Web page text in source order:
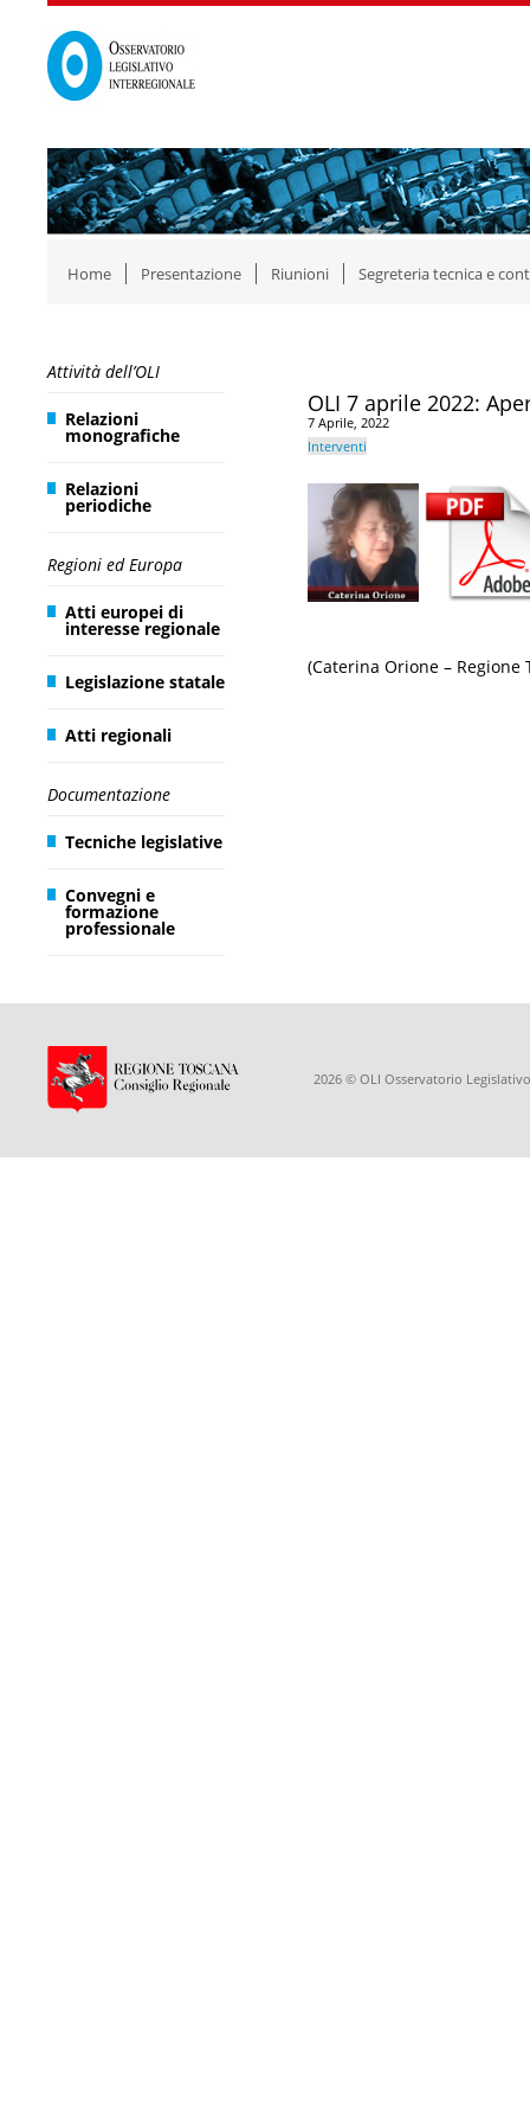
Home Presentazione Riunioni Segreteria tecnica e
Attività dell’OLI
Relazioni
monografiche
Relazioni
periodiche
Regioni ed Europa
Atti europei di
interesse regionale
Legislazione statale
Atti regionali
Documentazione
Tecniche legislative
Convegni e
formazione
professionale
OLI 7 aprile 2022:
7 Aprile, 2022
Interventi
(Caterina Orione – Regione
2026 © OLI Osservatorio